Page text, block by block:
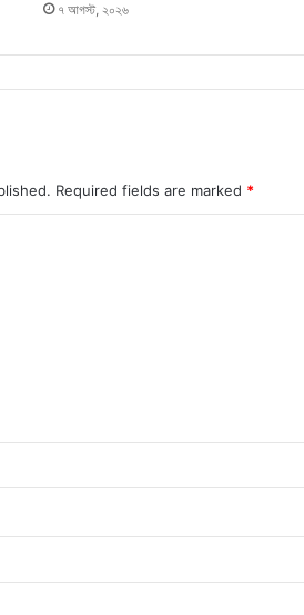
৭ আগস্ট, ২০২৬
Required fields are marked *